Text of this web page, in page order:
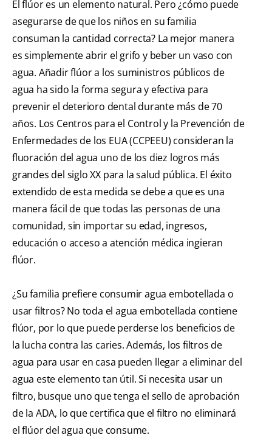
El flúor es un elemento natural. Pero ¿cómo puede
asegurarse de que los niños en su familia
consuman la cantidad correcta? La mejor manera
es simplemente abrir el grifo y beber un vaso con
agua. Añadir flúor a los suministros públicos de
agua ha sido la forma segura y efectiva para
prevenir el deterioro dental durante más de 70
años. Los Centros para el Control y la Prevención de
Enfermedades de los EUA (CCPEEU) consideran la
fluoración del agua uno de los diez logros más
grandes del siglo XX para la salud pública. El éxito
extendido de esta medida se debe a que es una
manera fácil de que todas las personas de una
comunidad, sin importar su edad, ingresos,
educación o acceso a atención médica ingieran
flúor.
¿Su familia prefiere consumir agua embotellada o
usar filtros? No toda el agua embotellada contiene
flúor, por lo que puede perderse los beneficios de
la lucha contra las caries. Además, los filtros de
agua para usar en casa pueden llegar a eliminar del
agua este elemento tan útil. Si necesita usar un
filtro, busque uno que tenga el sello de aprobación
de la ADA, lo que certifica que el filtro no eliminará
el flúor del agua que consume.